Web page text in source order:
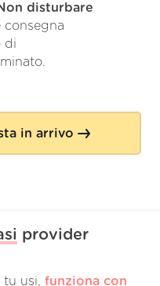
disturbare
consegna
di
in arrivo
provider
tu usi, funziona con